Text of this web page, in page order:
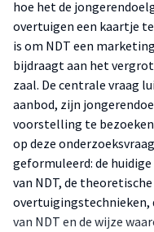
hoe het de
overtuigen een kaartje
is om NDT een
bijdraagt aan het
zaal. De centrale vraag
aanbod, zijn
voorstelling te
op deze
geformuleerd: de
van NDT, de
overtuigingstechnieken,
van NDT en de wijze